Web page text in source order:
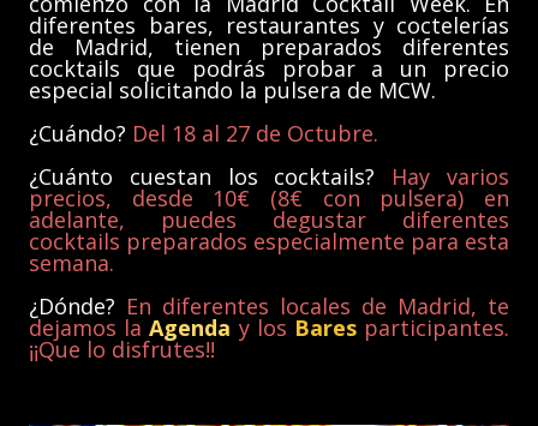
diferentes bares, restaurantes y coctelerías
de Madrid, tienen preparados diferentes
cocktails que podrás probar a un precio
especial solicitando la pulsera de MCW.
¿Cuándo? Del 18 al 27 de Octubre.
¿Cuánto cuestan los cocktails? Hay varios
precios, desde 10€ (8€ con pulsera) en
adelante, puedes degustar diferentes
cocktails preparados especialmente para esta
semana.
¿Dónde? En diferentes locales de Madrid, te
dejamos laAgenda y los Baresparticipantes.
¡¡Que lo disfrutes!!